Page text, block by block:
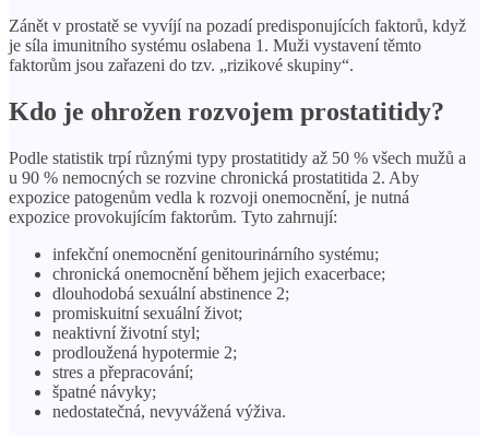
Zánět v prostatě se vyvíjí na pozadí predisponujících faktorů, když
je síla imunitního systému oslabena 1. Muži vystavení těmto
faktorům jsou zařazeni do tzv. „rizikové skupiny“.
Kdo je ohrožen rozvojem prostatitidy?
Podle statistik trpí různými typy prostatitidy až 50 % všech mužů a
u 90 % nemocných se rozvine chronická prostatitida 2. Aby
expozice patogenům vedla k rozvoji onemocnění, je nutná
expozice provokujícím faktorům. Tyto zahrnují:
infekční onemocnění genitourinárního systému;
chronická onemocnění během jejich exacerbace;
dlouhodobá sexuální abstinence 2;
promiskuitní sexuální život;
neaktivní životní styl;
prodloužená hypotermie 2;
stres a přepracování;
špatné návyky;
nedostatečná, nevyvážená výživa.